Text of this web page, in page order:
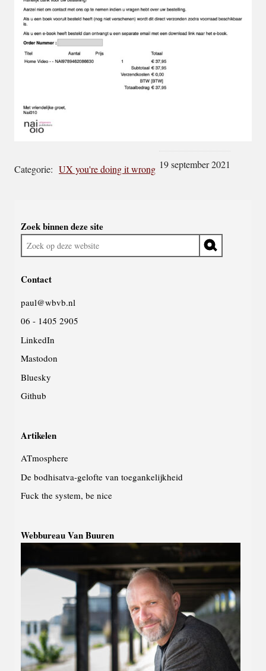
Categorie: UX you're doing it wrong 19 september 2021
algemeen
Zoek binnen deze site
Zoek
op
website
Contact
paul@wbvb.nl
06 - 1405 2905
LinkedIn
Mastodon
Bluesky
Github
Artikelen
ATmosphere
De bodhisatva-gelofte van toegankelijkheid
Fuck the system, be nice
Webbureau Van Buuren